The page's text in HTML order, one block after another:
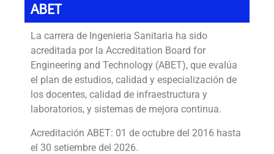
ABET
La carrera de Ingenieria Sanitaria ha sido
acreditada por la Accreditation Board for
Engineering and Technology (ABET), que evalúa
el plan de estudios, calidad y especialización de
los docentes, calidad de infraestructura y
laboratorios, y sistemas de mejora continua.
Acreditación ABET: 01 de octubre del 2016 hasta
el 30 setiembre del 2026.